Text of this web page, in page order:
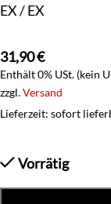
EX / EX
31,90€
Enthält 0% USt. (kein
zzgl.Versand
Lieferzeit: sofort
Vorrätig